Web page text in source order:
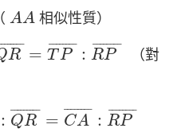
AA
A A 相似性質）
¯
R = ¯¯¯¯¯¯¯¯
TP : ¯¯¯¯¯¯¯¯
RP
TP RP¯
（對
: ¯¯¯¯¯¯¯¯¯
QR = ¯¯¯¯¯¯¯¯
CA : ¯¯¯¯¯¯¯¯
RP
¯=CA :RP¯